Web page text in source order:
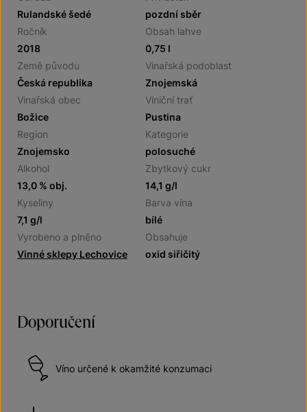
Rulandské šedé
pozdní sběr
Ročník
2018
Obsah lahve
0,75 l
Země původu
Česká republika
Vinařská podoblast
Znojemská
Vinařská obec
Božice
Viniční trať
Pustina
Region
Znojemsko
Kategorie
polosuché
Alkohol
13,0 % obj.
Zbytkový cukr
14,1 g/l
Kyseliny
7,1 g/l
Barva vína
bílé
Vyrobeno a plněno
Vinné sklepy Lechovice
Obsahuje
oxid siřičitý
Doporučení
Víno určené k okamžité konzumaci